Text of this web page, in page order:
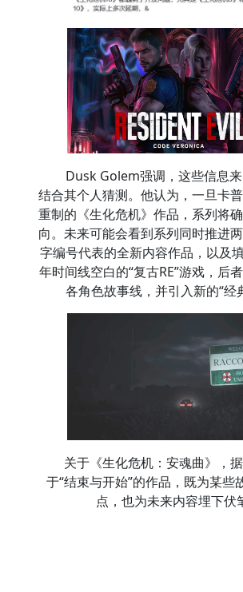
Dusk Golem强调，这些信息
结合其个人猜测。他认为，一旦卡
重制的《生化危机》作品，系列将
向。未来可能会看到系列同时推进
字编号代表的全新内容作品，以及
年时间线空白的“复古RE”游戏，后
各角色故事线，并引入新的“经
关于《生化危机：安魂曲》，
于“结束与开始”的作品，既为某些
点，也为未来内容埋下伏